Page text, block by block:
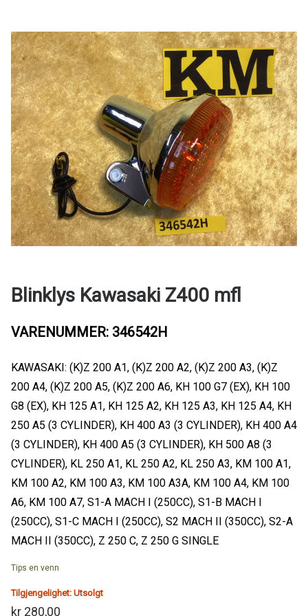
Blinklys Kawasaki Z400 mfl
VARENUMMER: 346542H
KAWASAKI: (K)Z 200 A1, (K)Z 200 A2, (K)Z 200 A3, (K)Z
200 A4, (K)Z 200 A5, (K)Z 200 A6, KH 100 G7 (EX), KH 100
G8 (EX), KH 125 A1, KH 125 A2, KH 125 A3, KH 125 A4, KH
250 A5 (3 CYLINDER), KH 400 A3 (3 CYLINDER), KH 400 A4
(3 CYLINDER), KH 400 A5 (3 CYLINDER), KH 500 A8 (3
CYLINDER), KL 250 A1, KL 250 A2, KL 250 A3, KM 100 A1,
KM 100 A2, KM 100 A3, KM 100 A3A, KM 100 A4, KM 100
A6, KM 100 A7, S1-A MACH I (250CC), S1-B MACH I
(250CC), S1-C MACH I (250CC), S2 MACH II (350CC), S2-A
MACH II (350CC), Z 250 C, Z 250 G SINGLE
Tips en venn
Tilgjengelighet: Utsolgt
kr 280,00